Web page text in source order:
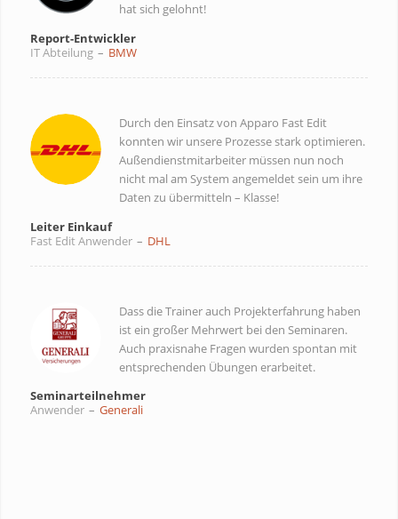
hat sich gelohnt!
Report-Entwickler
IT Abteilung – BMW
Durch den Einsatz von Apparo Fast Edit
konnten wir unsere Prozesse stark optimieren.
Außendienstmitarbeiter müssen nun noch
nicht mal am System angemeldet sein um ihre
Daten zu übermitteln – Klasse!
Leiter Einkauf
Fast Edit Anwender – DHL
Dass die Trainer auch Projekterfahrung haben
ist ein großer Mehrwert bei den Seminaren.
Auch praxisnahe Fragen wurden spontan mit
entsprechenden Übungen erarbeitet.
Seminarteilnehmer
Anwender – Generali